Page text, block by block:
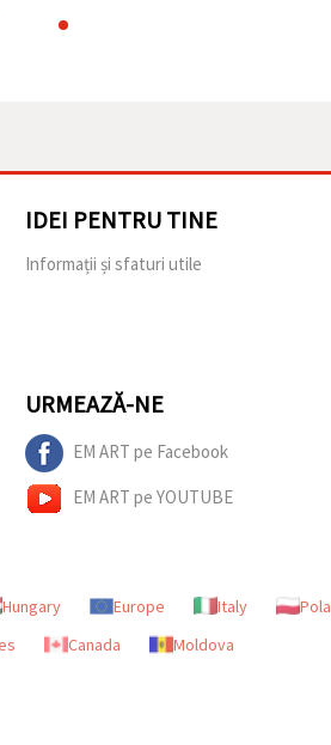
IDEI PENTRU TINE
Informații și sfaturi utile
URMEAZĂ-NE
EM ART pe Facebook
EM ART pe YOUTUBE
Hungary Europe Italy
Canada Moldova